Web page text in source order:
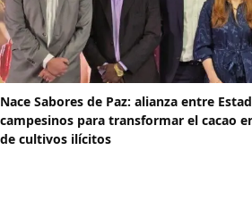
Nace Sabores de Paz: alianza entre
campesinos para transformar el cacao
de cultivos ilícitos